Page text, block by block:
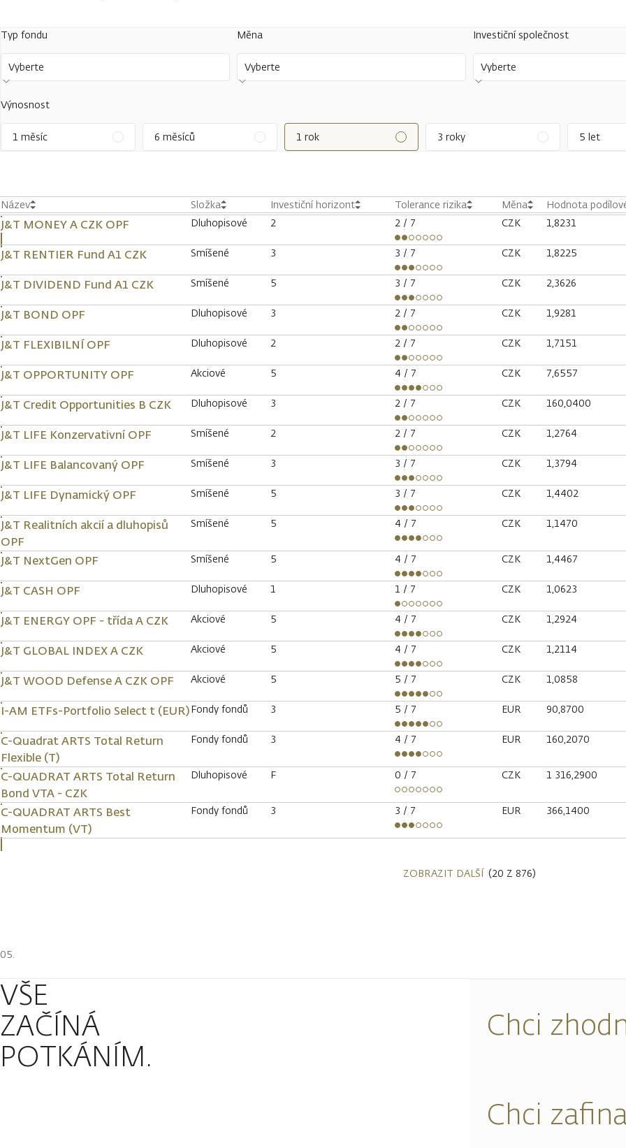
Typ fondu
Vyberte
Měna
Vyberte
Investiční společnost
Vyberte
Výnosnost
1 měsíc 6 měsíců 1 rok 3 roky 5 let
Název Složka Investiční horizont Tolerance rizika Měna Hodnota
J&T MONEY A CZK OPF Dluhopisové 2 2 / 7 CZK 1,8231
J&T RENTIER Fund A1 CZK Smíšené 3 3 / 7 CZK 1,8225
J&T DIVIDEND Fund A1 CZK Smíšené 5 3 / 7 CZK 2,3626
J&T BOND OPF Dluhopisové 3 2 / 7 CZK 1,9281
J&T FLEXIBILNÍ OPF Dluhopisové 2 2 / 7 CZK 1,7151
J&T OPPORTUNITY OPF Akciové 5 4 / 7 CZK 7,6557
J&T Credit Opportunities B CZK Dluhopisové 3 2 / 7 CZK 160,0400
J&T LIFE Konzervativní OPF Smíšené 2 2 / 7 CZK 1,2764
J&T LIFE Balancovaný OPF Smíšené 3 3 / 7 CZK 1,3794
J&T LIFE Dynamický OPF Smíšené 5 3 / 7 CZK 1,4402
J&T Realitních akcií a dluhopisů
OPF
Smíšené 5 4 / 7 CZK 1,1470
J&T NextGen OPF Smíšené 5 4 / 7 CZK 1,4467
J&T CASH OPF Dluhopisové 1 1 / 7 CZK 1,0623
J&T ENERGY OPF - třída A CZK Akciové 5 4 / 7 CZK 1,2924
J&T GLOBAL INDEX A CZK Akciové 5 4 / 7 CZK 1,2114
J&T WOOD Defense A CZK OPF Akciové 5 5 / 7 CZK 1,0858
I-AM ETFs-Portfolio Select t (EUR)Fondy fondů 3 5 / 7 EUR 90,8700
C-Quadrat ARTS Total Return
Flexible (T)
Fondy fondů 3 4 / 7 EUR 160,2070
C-QUADRAT ARTS Total Return
Bond VTA - CZK
Dluhopisové F 0 / 7 CZK 1 316,2900
C-QUADRAT ARTS Best
Momentum (VT)
Fondy fondů 3 3 / 7 EUR 366,1400
ZOBRAZIT DALŠÍ (20 Z 876)
VŠE
ZAČÍNÁ
POTKÁNÍM.
Chci
Chci